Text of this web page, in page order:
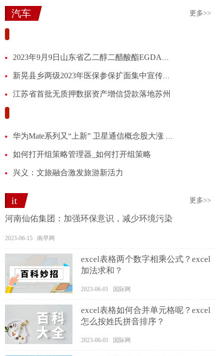
汽车 更多>>
2023年9月9日山东省乙二醇二醋酸酯EGDA价格最新行情预测
新晃县乡两级2023年医保参保扩面集中宣传活动启动
江苏省首批无质押数据资产增信贷款落地苏州
华为Mate系列又“上新” 卫星通信概念股大涨 华力创通提示风险
如何打开组策略管理器_如何打开组策略
兴义：文旅融合激发旅游新活力
it 更多>>
河南仙佑集团：加强环保意识，减少环境污染
2023-06-15 南早网
excel表格两个数字相乘公式？excel
加法求和？
2023-06-01 国际网
excel表格如何合并单元格呢？excel
怎么按姓氏拼音排序？
2023-06-01 国际网